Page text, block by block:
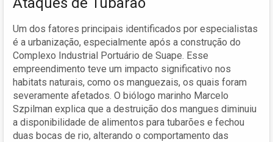
Um dos fatores principais identificados por especialistas
é a urbanização, especialmente após a construção do
Complexo Industrial Portuário de Suape. Esse
empreendimento teve um impacto significativo nos
habitats naturais, como os manguezais, os quais foram
severamente afetados. O biólogo marinho Marcelo
Szpilman explica que a destruição dos mangues diminuiu
a disponibilidade de alimentos para tubarões e fechou
duas bocas de rio, alterando o comportamento das